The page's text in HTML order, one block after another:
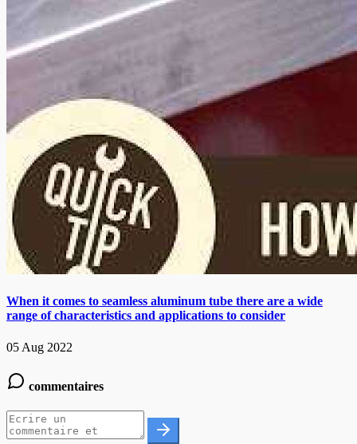
When it comes to seamless aluminum tube there are a wide
range of characteristics and applications to consider
05 Aug 2022
commentaires